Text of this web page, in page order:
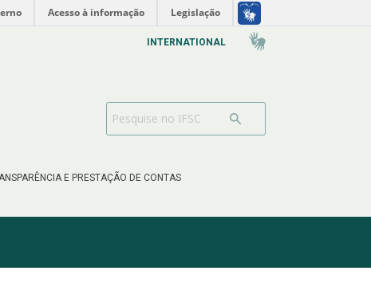
Acesso à informação Legislação
E PRESTAÇÃO DE CONTAS
INTERNATIONAL